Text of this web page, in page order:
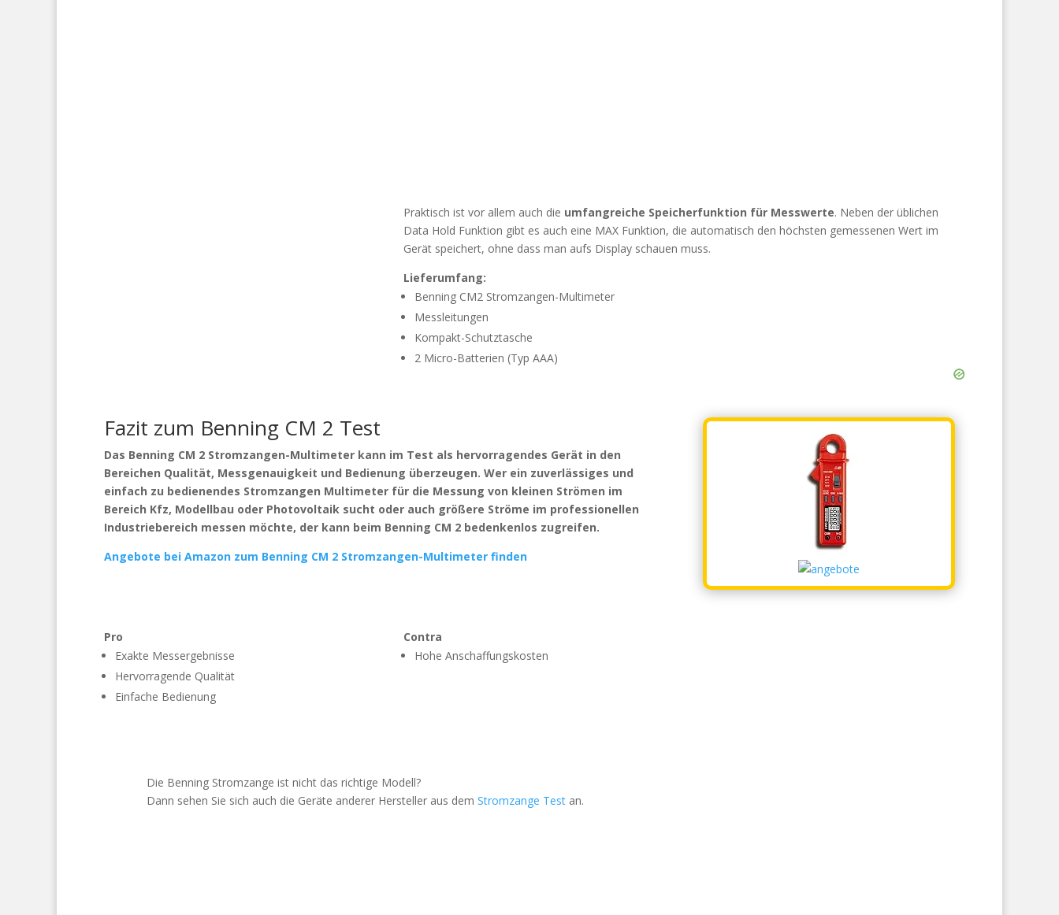
Praktisch ist vor allem auch die umfangreiche Speicherfunktion für Messwerte. Neben der üblichen
Data Hold Funktion gibt es auch eine MAX Funktion, die automatisch den höchsten gemessenen Wert im
Gerät speichert, ohne dass man aufs Display schauen muss.
Lieferumfang:
Benning CM2 Stromzangen-Multimeter
Messleitungen
Kompakt-Schutztasche
2 Micro-Batterien (Typ AAA)
Fazit zum Benning CM 2 Test
Das Benning CM 2 Stromzangen-Multimeter kann im Test als hervorragendes Gerät in den
Bereichen Qualität, Messgenauigkeit und Bedienung überzeugen. Wer ein zuverlässiges und
einfach zu bedienendes Stromzangen Multimeter für die Messung von kleinen Strömen im
Bereich Kfz, Modellbau oder Photovoltaik sucht oder auch größere Ströme im professionellen
Industriebereich messen möchte, der kann beim Benning CM 2 bedenkenlos zugreifen.
Angebote bei Amazon zum Benning CM 2 Stromzangen-Multimeter finden
Pro
Exakte Messergebnisse
Hervorragende Qualität
Einfache Bedienung
Contra
Hohe Anschaffungskosten
Die Benning Stromzange ist nicht das richtige Modell?
Dann sehen Sie sich auch die Geräte anderer Hersteller aus dem Stromzange Test an.